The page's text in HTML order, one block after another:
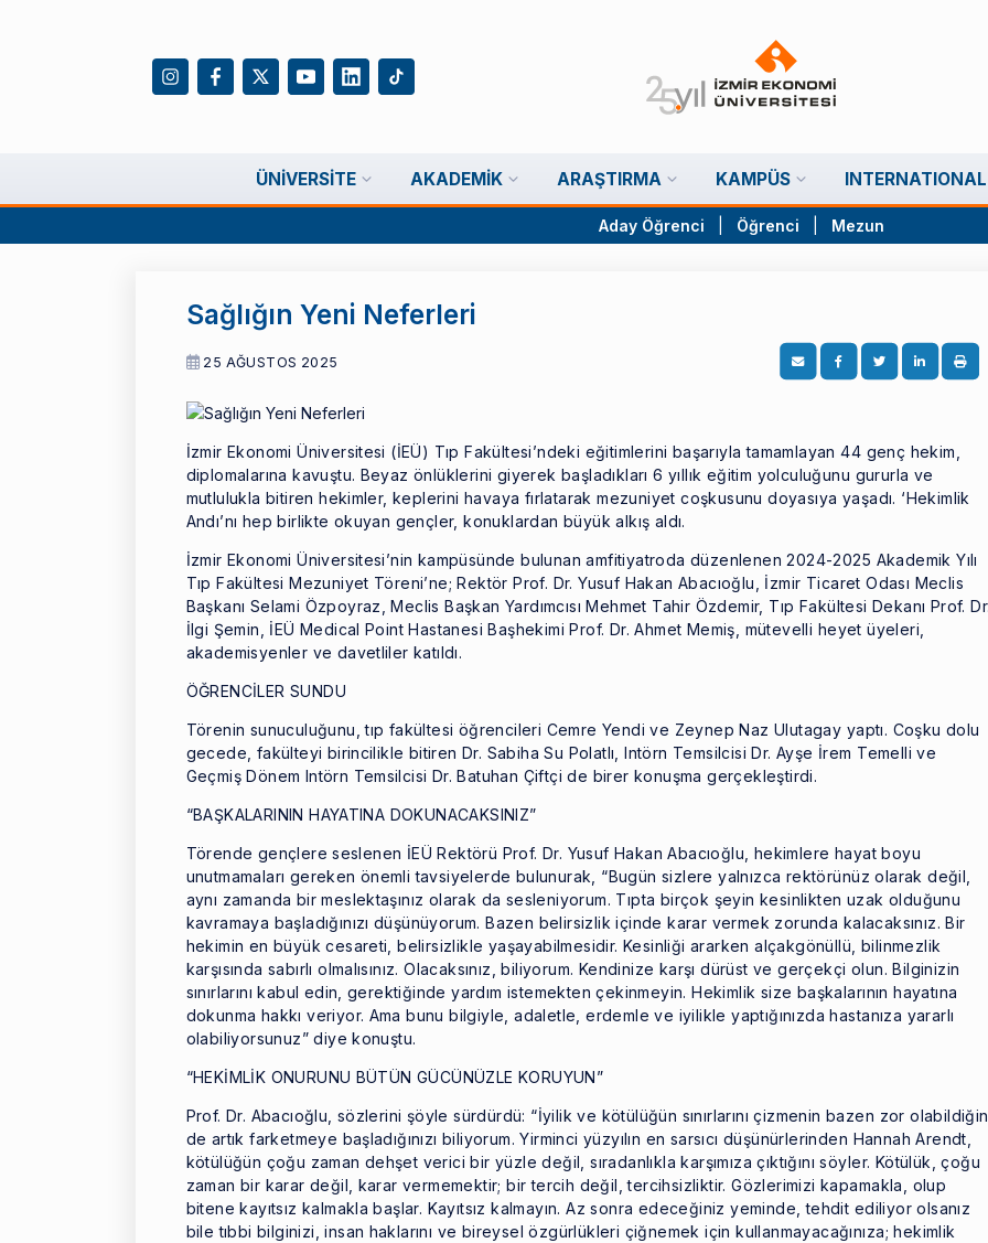
ÜNIVERSITE AKADEMIK ARAŞTIRMA KAMPÜS INTERNATIONAL
Aday Öğrenci Öğrenci Mezun
Sağlığın Yeni Neferleri
25 AĞUSTOS 2025
İzmir Ekonomi Üniversitesi (İEÜ) Tıp Fakültesi’ndeki eğitimlerini başarıyla tamamlayan 44 genç hekim,
diplomalarına kavuştu. Beyaz önlüklerini giyerek başladıkları 6 yıllık eğitim yolculuğunu gururla ve
mutlulukla bitiren hekimler, keplerini havaya fırlatarak mezuniyet coşkusunu doyasıya yaşadı. ‘Hekimlik
Andı’nı hep birlikte okuyan gençler, konuklardan büyük alkış aldı.
İzmir Ekonomi Üniversitesi’nin kampüsünde bulunan amfitiyatroda düzenlenen 2024-2025 Akademik Yılı
Tıp Fakültesi Mezuniyet Töreni’ne; Rektör Prof. Dr. Yusuf Hakan Abacıoğlu, İzmir Ticaret Odası Meclis
Başkanı Selami Özpoyraz, Meclis Başkan Yardımcısı Mehmet Tahir Özdemir, Tıp Fakültesi Dekanı Prof.
İlgi Şemin, İEÜ Medical Point Hastanesi Başhekimi Prof. Dr. Ahmet Memiş, mütevelli heyet üyeleri,
akademisyenler ve davetliler katıldı.
ÖĞRENCİLER SUNDU
Törenin sunuculuğunu, tıp fakültesi öğrencileri Cemre Yendi ve Zeynep Naz Ulutagay yaptı. Coşku dolu
gecede, fakülteyi birincilikle bitiren Dr. Sabiha Su Polatlı, Intörn Temsilcisi Dr. Ayşe İrem Temelli ve
Geçmiş Dönem Intörn Temsilcisi Dr. Batuhan Çiftçi de birer konuşma gerçekleştirdi.
“BAŞKALARININ HAYATINA DOKUNACAKSINIZ”
Törende gençlere seslenen İEÜ Rektörü Prof. Dr. Yusuf Hakan Abacıoğlu, hekimlere hayat boyu
unutmamaları gereken önemli tavsiyelerde bulunurak, “Bugün sizlere yalnızca rektörünüz olarak değil,
aynı zamanda bir meslektaşınız olarak da sesleniyorum. Tıpta birçok şeyin kesinlikten uzak olduğunu
kavramaya başladığınızı düşünüyorum. Bazen belirsizlik içinde karar vermek zorunda kalacaksınız. Bir
hekimin en büyük cesareti, belirsizlikle yaşayabilmesidir. Kesinliği ararken alçakgönüllü, bilinmezlik
karşısında sabırlı olmalısınız. Olacaksınız, biliyorum. Kendinize karşı dürüst ve gerçekçi olun. Bilginizin
sınırlarını kabul edin, gerektiğinde yardım istemekten çekinmeyin. Hekimlik size başkalarının hayatına
dokunma hakkı veriyor. Ama bunu bilgiyle, adaletle, erdemle ve iyilikle yaptığınızda hastanıza yararlı
olabiliyorsunuz” diye konuştu.
“HEKİMLİK ONURUNU BÜTÜN GÜCÜNÜZLE KORUYUN”
Prof. Dr. Abacıoğlu, sözlerini şöyle sürdürdü: “İyilik ve kötülüğün sınırlarını çizmenin bazen zor
de artık farketmeye başladığınızı biliyorum. Yirminci yüzyılın en sarsıcı düşünürlerinden Hannah Arendt,
kötülüğün çoğu zaman dehşet verici bir yüzle değil, sıradanlıkla karşımıza çıktığını söyler. Kötülük, çoğu
zaman bir karar değil, karar vermemektir; bir tercih değil, tercihsizliktir. Gözlerimizi kapamakla, olup
bitene kayıtsız kalmakla başlar. Kayıtsız kalmayın. Az sonra edeceğiniz yeminde, tehdit ediliyor olsanız
bile tıbbi bilginizi, insan haklarını ve bireysel özgürlükleri çiğnemek için kullanmayacağınıza; hekimlik